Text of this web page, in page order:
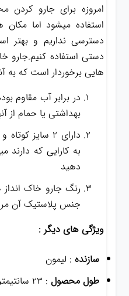
امروزه برای جارو کردن
استفاده میشود اما
دسترسی نداریم و بهتر
دستی استفاده کنیم.جارو
هایی برخوردار است که به
در برابر آب مقاوم
بهداشتی یا حمام از
دارای 2 سایز
به کارایی که دارند
دهید
رنگ جارو خاک
جنس پلاستیک آن
ویژگی های دیگر :
سازنده : لیمون
طول محصول : 23 سانتیمتر